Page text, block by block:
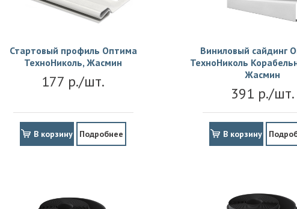
Стартовый профиль Оптима
ТехноНиколь, Жасмин
177 р./шт.
В корзину Подробнее
Виниловый сайдинг
ТехноНиколь
Жасмин
391 р./шт.
В корзину